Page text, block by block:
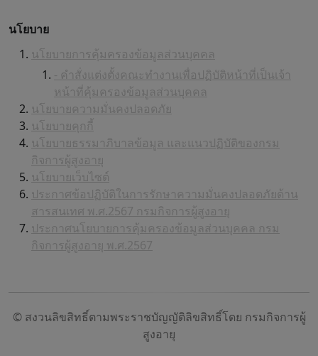
นโยบาย
นโยบายการคุ้มครองข้อมูลส่วนบุคคล
- คำสั่งแต่งตั้งคณะทำงานเพื่อปฏิบัติหน้าที่เป็นเจ้า
หน้าที่คุ้มครองข้อมูลส่วนบุคคล
นโยบายความมั่นคงปลอดภัย
นโยบายคุกกี้
นโยบายธรรมาภิบาลข้อมูล และแนวปฏิบัติของกรม
กิจการผู้สูงอายุ
นโยบายเว็บไซต์
ประกาศข้อปฏิบัติในการรักษาความมั่นคงปลอดภัยด้าน
สารสนเทศ พ.ศ.2567 กรมกิจการผู้สูงอายุ
ประกาศนโยบายการคุ้มครองข้อมูลส่วนบุคคล กรม
กิจการผู้สูงอายุ พ.ศ.2567
© สงวนลิขสิทธิ์ตามพระราชบัญญัติลิขสิทธิ์โดย กรมกิจการผู้
สูงอายุ